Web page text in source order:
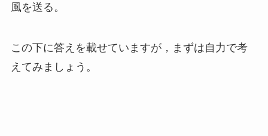
風を送る。
この下に答えを載せていますが，まずは自力で考
えてみましょう。